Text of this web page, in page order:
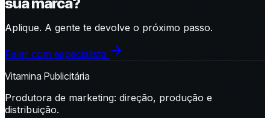
Aplique. A gente te devolve o próximo passo.
Falar com especialista
Vitamina Publicitária
Produtora de marketing: direção, produção e
distribuição.